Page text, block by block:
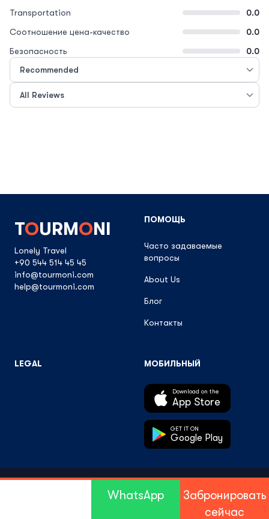
Transportation
0.0
Соотношение цена-качество
0.0
Безопасность
0.0
TOURMONI
Lonely Travel
+90 544 514 45 45
info@tourmoni.com
help@tourmoni.com
ПОМОЩЬ
Часто задаваемые
вопросы
About Us
Блог
Контакты
LEGAL МОБИЛЬНЫЙ
Download on the
App Store
GET IT ON
Google Play
© 2026 TourMoni All Rights Reserved.
WhatsApp
Забронировать
сейчас